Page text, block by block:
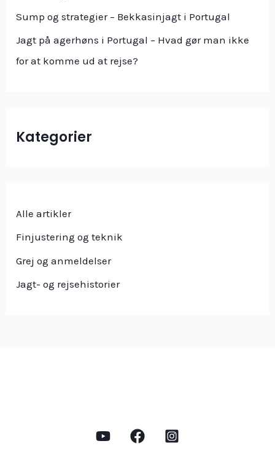
r
Sump og strategier – Bekkasinjagt i Portugal
Jagt på agerhøns i Portugal – Hvad gør man ikke
for at komme ud at rejse?
Kategorier
Alle artikler
Finjustering og teknik
Grej og anmeldelser
Jagt- og rejsehistorier